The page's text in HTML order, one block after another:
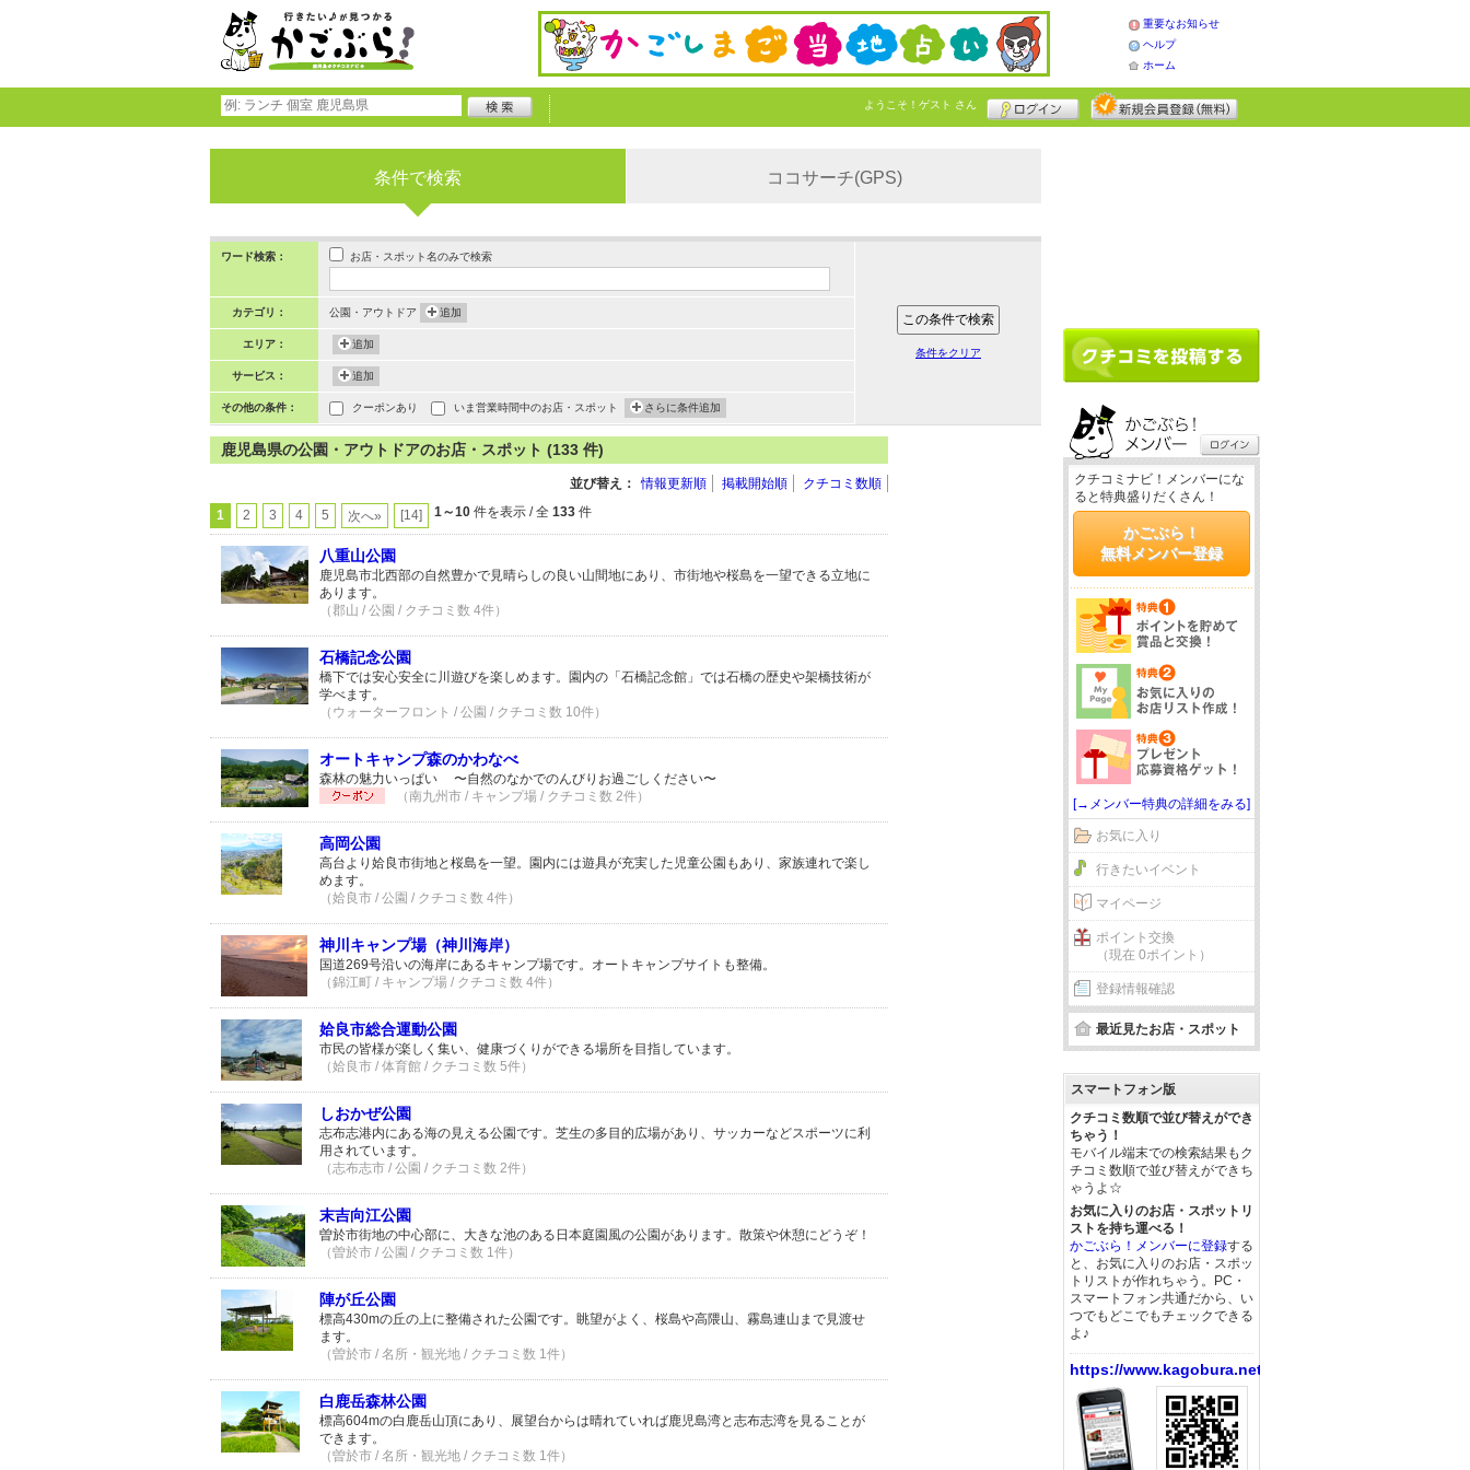
重要なお知らせ
ヘルプ
ホーム
ようこそ！ ゲスト さん
条件で検索 ココサーチ(GPS)
ワード検索： お店・スポット名のみで検索
カテゴリ： 公園・アウトドア 追加
エリア： 追加
サービス： 追加
その他の条件： クーポンあり いま営業時間中のお店・スポット さらに条件追加
条件をクリア
鹿児島県の公園・アウトドアのお店・スポット (133 件)
並び替え： 情報更新順 掲載開始順 クチコミ数順
1 2 3 4 5 次へ» [14] 1～10 件を表示 / 全 133 件
八重山公園
鹿児島市北西部の自然豊かで見晴らしの良い山間地にあり、市街地や桜島を一望できる立地に
あります。
（郡山 / 公園 / クチコミ数 4件）
石橋記念公園
橋下では安心安全に川遊びを楽しめます。園内の「石橋記念館」では石橋の歴史や架橋技術が
学べます。
（ウォーターフロント / 公園 / クチコミ数 10件）
オートキャンプ森のかわなべ
森林の魅力いっぱい 〜自然のなかでのんびりお過ごしください〜
（南九州市 / キャンプ場 / クチコミ数 2件）
高岡公園
高台より姶良市街地と桜島を一望。園内には遊具が充実した児童公園もあり、家族連れで楽し
めます。
（姶良市 / 公園 / クチコミ数 4件）
神川キャンプ場（神川海岸）
国道269号沿いの海岸にあるキャンプ場です。オートキャンプサイトも整備。
（錦江町 / キャンプ場 / クチコミ数 4件）
姶良市総合運動公園
市民の皆様が楽しく集い、健康づくりができる場所を目指しています。
（姶良市 / 体育館 / クチコミ数 5件）
しおかぜ公園
志布志港内にある海の見える公園です。芝生の多目的広場があり、サッカーなどスポーツに利
用されています。
（志布志市 / 公園 / クチコミ数 2件）
末吉向江公園
曽於市街地の中心部に、大きな池のある日本庭園風の公園があります。散策や休憩にどうぞ！
（曽於市 / 公園 / クチコミ数 1件）
陣が丘公園
標高430mの丘の上に整備された公園です。眺望がよく、桜島や高隈山、霧島連山まで見渡せ
ます。
（曽於市 / 名所・観光地 / クチコミ数 1件）
白鹿岳森林公園
標高604mの白鹿岳山頂にあり、展望台からは晴れていれば鹿児島湾と志布志湾を見ることが
できます。
（曽於市 / 名所・観光地 / クチコミ数 1件）
クチコミナビ！メンバーにな
ると特典盛りだくさん！
かごぶら！
無料メンバー登録
[→メンバー特典の詳細をみる]
お気に入り
行きたいイベント
マイページ
ポイント交換
（現在 0ポイント）
登録情報確認
最近見たお店・スポット
スマートフォン版
クチコミ数順で並び替えができ
ちゃう！
モバイル端末での検索結果もク
チコミ数順で並び替えができち
ゃうよ☆
お気に入りのお店・スポットリ
ストを持ち運べる！
かごぶら！メンバーに登録する
と、お気に入りのお店・スポッ
トリストが作れちゃう。PC・
スマートフォン共通だから、い
つでもどこでもチェックできる
よ♪
https://www.kagobura.net/